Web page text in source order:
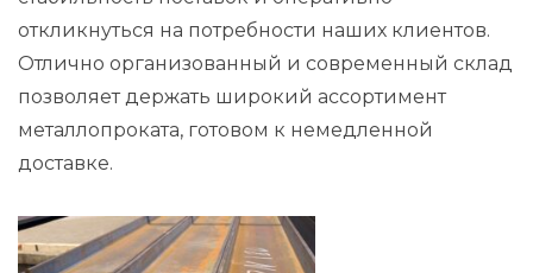
откликнуться на потребности наших клиентов.
Отлично организованный и современный склад
позволяет держать широкий ассортимент
металлопроката, готовом к немедленной
доставке.